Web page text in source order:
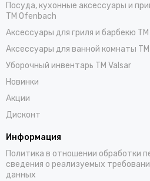
Посуда, кухонные аксессуары и
TM Ofenbach
Аксессуары для гриля и барбекю
Аксессуары для ванной комнаты
Уборочный инвентарь TM Valsar
Новинки
Акции
Дисконт
Информация
Политика в отношении обработки
сведения о реализуемых
данных